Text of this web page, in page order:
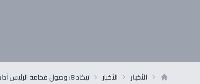
الأخبار الأخبار تيكاد 8: وصول فخامة الرئيس آداما بارو، رئيس جمهورية غامبيا